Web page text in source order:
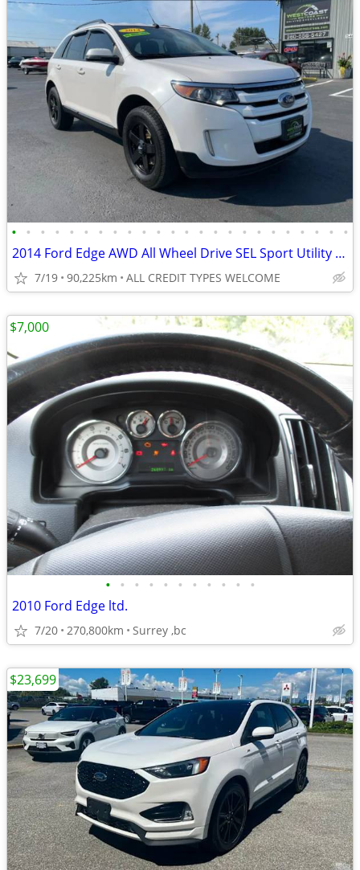
• • • • • • • • • • • • • • • • • • • • • • • •
2014 Ford Edge AWD All Wheel Drive SEL Sport Utility 4D SUV
7/19 90,225km ALL CREDIT TYPES WELCOME
• • • • • • • • • • •
2010 Ford Edge ltd.
7/20 270,800km Surrey ,bc
$7,000
$23,699